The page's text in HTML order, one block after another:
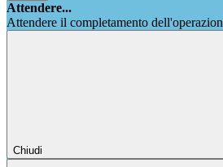
Attendere...
Attendere il completamento
Chiudi